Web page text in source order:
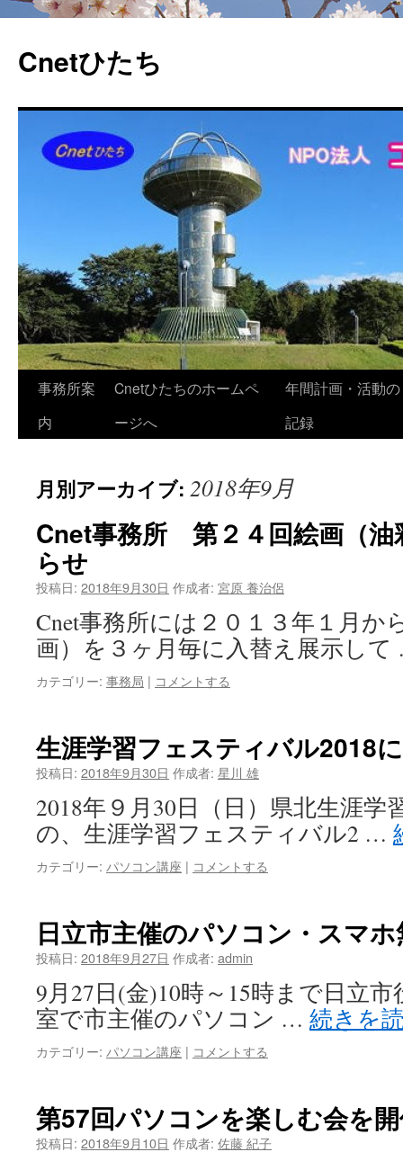
Cnetひたち
コ
ス
キ
ッ
事務所案
内
Cnetひたちのホームペ
ージへ
年間計画・活動の
記録
月別アーカイブ: 2018年9月
Cnet事務所 第２４回絵画（油
らせ
投稿日: 2018年9月30日 作成者: 宮原 養治侶
Cnet事務所には２０１３年１月か
画）を３ヶ月毎に入替え展示し
カテゴリー: 事務局 | コメントする
生涯学習フェスティバル2018
投稿日: 2018年9月30日 作成者: 星川 雄
2018年９月30日（日）県北生涯学
の、生涯学習フェスティバル2 …
カテゴリー: パソコン講座 | コメントする
日立市主催のパソコン・スマ
投稿日: 2018年9月27日 作成者: admin
9月27日(金)10時～15時まで日立
室で市主催のパソコン … 続きを
カテゴリー: パソコン講座 | コメントする
第57回パソコンを楽しむ会を
投稿日: 2018年9月10日 作成者: 佐藤 紀子